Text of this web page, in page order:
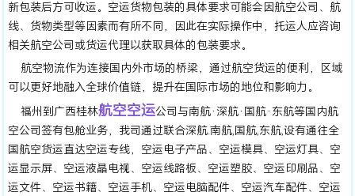
新包装后方可收运。空运货物包装的具体要求可能会因航空公司、航
线、货物类型等因素而有所不同，因此在实际操作中，托运人应咨询
相关航空公司或货运代理以获取具体的包装要求。
航空物流作为连接国内外市场的桥梁，通过航空货运的便利，区域
可以更好地融入全球价值链，提升在国际市场的地位和影响力。
福州到广西桂林航空空运公司与南航·深航·国航·东航等国内航
空公司签有包舱业务，我司通过联合深航.南航,国航,东航,设有通往全
国航空货运直达空运专线，空运电子产品、空运模具、空运灯具、空
运显示屏、空运液晶电视、空运线路板、空运塑胶、空运印刷品、空
运文件、空运书籍、空运手机、空运电脑配件、空运汽车配件、空运